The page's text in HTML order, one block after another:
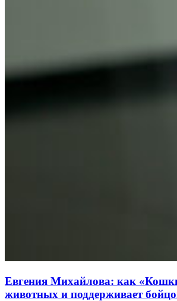
Евгения Михайлова: как
животных и поддерживает